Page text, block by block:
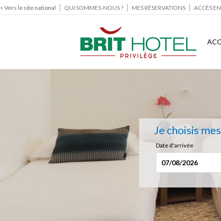
< Vers le site national QUI SOMMES-NOUS ? MES RÉSERVATIONS ACCÈS
Je choisis
Date d'arrivée